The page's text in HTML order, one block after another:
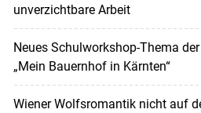
unverzichtbare Arbeit
Neues Schulworkshop-Thema
„Mein Bauernhof in Kärnten“
Wiener Wolfsromantik nicht auf